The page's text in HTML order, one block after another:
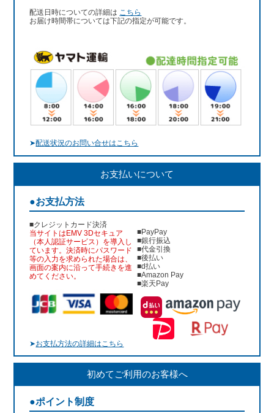
配送日時についての詳細は こちら
お届け時間帯については下記の指定が可能です。
➤配送状況のお問い合せはこちら
お支払いについて
●お支払方法
■クレジットカード決済
当サイトはEMV 3Dセキュア
（本人認証サービス）を導入し
ています。決済時にパスワード
等の入力を求められた場合は、
画面の案内に沿って手続きを進
めてください。
■PayPay
■銀行振込
■代金引換
■後払い
■d払い
■Amazon Pay
■楽天Pay
➤お支払方法の詳細はこちら
初めてご利用のお客様へ
●ポイント制度